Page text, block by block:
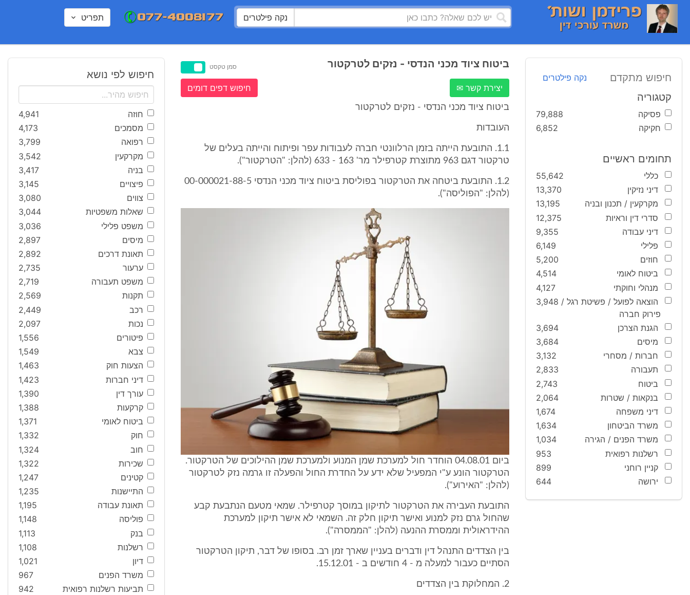
נקה פילטרים תפריט
חיפוש מתקדם נקה פילטרים
קטגוריה
פסיקה
79,888
חקיקה
6,852
תחומים ראשיים
כללי
55,642
דיני נזיקין
13,370
מקרקעין / תכנון ובניה
13,195
סדרי דין וראיות
12,375
דיני עבודה
9,355
פלילי
6,149
חוזים
5,200
ביטוח לאומי
4,514
מנהלי וחוקתי
4,127
הוצאה לפועל / פשיטת רגל /
פירוק חברה
3,948
הגנת הצרכן
3,694
מיסים
3,684
חברות / מסחרי
3,132
תעבורה
2,833
ביטוח
2,743
בנקאות / שטרות
2,064
דיני משפחה
1,674
משרד הביטחון
1,634
משרד הפנים / הגירה
1,034
רשלנות רפואית
953
קניין רוחני
899
ירושה
644
ביטוח ציוד מכני הנדסי - נזקים לטרקטור סמן טקסט
יצירת קשר ✉ חיפוש דפים דומים
ביטוח ציוד מכני הנדסי - נזקים לטרקטור
העובדות
1.1. התובעת הייתה בזמן הרלוונטי חברה לעבודות עפר ופיתוח והייתה בעלים של
טרקטור דגם 963 מתוצרת קטרפילר מר' 163 - 633 (להלן: "הטרקטור").
1.2. התובעת ביטחה את הטרקטור בפוליסת ביטוח ציוד מכני הנדסי 00-000021-88-5
(להלן: "הפוליסה").
ביום 04.08.01 הוחדר חול למערכת שמן המנוע ולמערכת שמן ההילוכים של הטרקטור.
הטרקטור הונע ע"י המפעיל שלא ידע על החדרת החול והפעלה זו גרמה נזק לטרקטור
(להלן: "האירוע").
התובעת העבירה את הטרקטור לתיקון במוסך קטרפילר. שמאי מטעם הנתבעת קבע
שהחול גרם נזק למנוע ואישר תיקון חלק זה. השמאי לא אישר תיקון למערכת
ההידראולית וממסרת ההנעה (להלן: "הממסרה").
בין הצדדים התנהל דין ודברים בעניין שארך זמן רב. בסופו של דבר, תיקון הטרקטור
הסתיים כעבור למעלה מ - 4 חודשים ב - 15.12.01.
2. המחלוקת בין הצדדים
חיפוש לפי נושא
חוזה
4,941
מסמכים
4,173
רפואה
3,799
מקרקעין
3,542
בניה
3,417
פיצויים
3,145
צווים
3,080
שאלות משפטיות
3,044
משפט פלילי
3,036
מיסים
2,897
תאונת דרכים
2,892
ערעור
2,735
משפט תעבורה
2,719
תקנות
2,569
רכב
2,449
נכות
2,097
פיטורים
1,556
צבא
1,549
הצעות חוק
1,463
דיני חברות
1,423
עורך דין
1,390
קרקעות
1,388
ביטוח לאומי
1,371
חוק
1,332
חוב
1,324
שכירות
1,322
קטינים
1,247
התיישנות
1,235
תאונת עבודה
1,195
פוליסה
1,148
בנק
1,113
רשלנות
1,108
דיון
1,021
משרד הפנים
967
תביעות רשלנות רפואית
942